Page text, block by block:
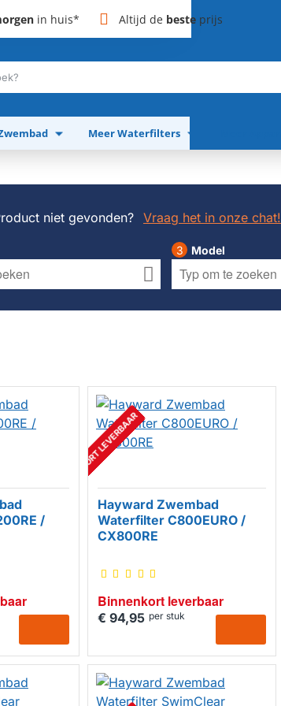
in huis* Altijd de beste prijs
Meer Waterfilters
niet gevonden? Vraag het in onze chat!
Model
/
BINNENKORT LEVERBAAR
Binnenkort leverbaar
Hayward Zwembad
Waterfilter C800EURO /
CX800RE
€ 94,95 per stuk